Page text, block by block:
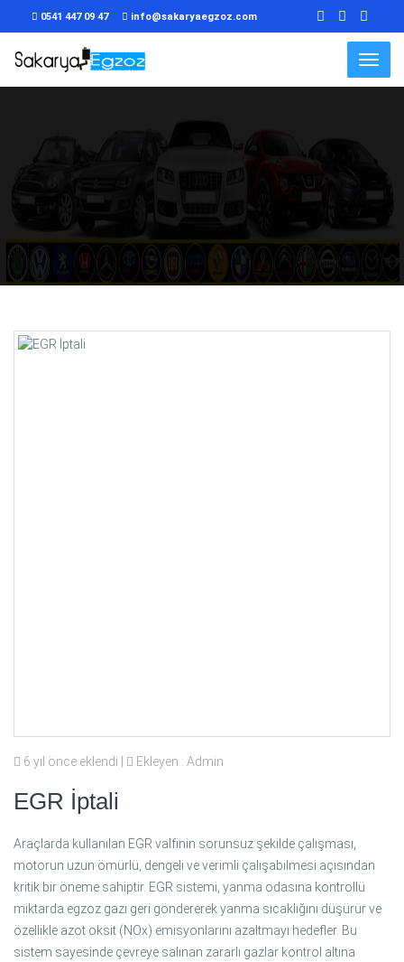
0541 447 09 47 info@sakaryaegzoz.com
Menu
6 yıl önce eklendi | Ekleyen : Admin
EGR İptali
Araçlarda kullanılan EGR valfinin sorunsuz şekilde çalışması,
motorun uzun ömürlü, dengeli ve verimli çalışabilmesi açısından
kritik bir öneme sahiptir. EGR sistemi, yanma odasına kontrollü
miktarda egzoz gazı geri göndererek yanma sıcaklığını düşürür ve
özellikle azot oksit (NOx) emisyonlarını azaltmayı hedefler. Bu
sistem sayesinde çevreye salınan zararlı gazlar kontrol altına